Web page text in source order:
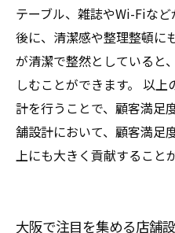
テーブル、雑誌やWi-Fiな
後に、清潔感や整理整頓に
が清潔で整然としていると
しむことができます。 以
計を行うことで、顧客満足
舗設計において、顧客満足
上にも大きく貢献すること
大阪で注目を集める店舗